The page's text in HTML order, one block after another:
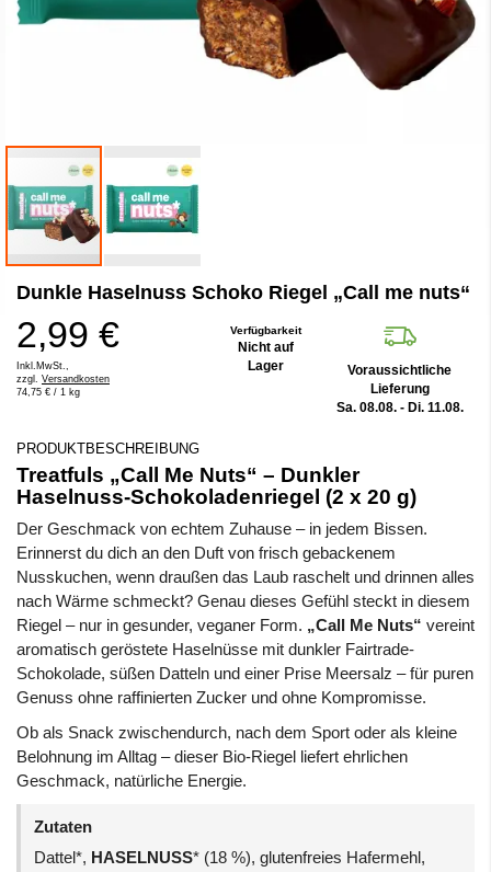
Anfang
Bildergalerie
springen
Dunkle Haselnuss Schoko Riegel „Call me nuts“
2,99 €
Inkl.MwSt.,
zzgl. Versandkosten
74,75 € / 1 kg
Verfügbarkeit
Nicht auf
Lager
Voraussichtliche
Lieferung
Sa. 08.08. - Di. 11.08.
PRODUKTBESCHREIBUNG
Treatfuls „Call Me Nuts“ – Dunkler
Haselnuss-Schokoladenriegel (2 x 20 g)
Der Geschmack von echtem Zuhause – in jedem Bissen.
Erinnerst du dich an den Duft von frisch gebackenem
Nusskuchen, wenn draußen das Laub raschelt und drinnen alles
nach Wärme schmeckt? Genau dieses Gefühl steckt in diesem
Riegel – nur in gesunder, veganer Form. „Call Me Nuts“ vereint
aromatisch geröstete Haselnüsse mit dunkler Fairtrade-
Schokolade, süßen Datteln und einer Prise Meersalz – für puren
Genuss ohne raffinierten Zucker und ohne Kompromisse.
Ob als Snack zwischendurch, nach dem Sport oder als kleine
Belohnung im Alltag – dieser Bio-Riegel liefert ehrlichen
Geschmack, natürliche Energie.
Zutaten
Dattel*, HASELNUSS* (18 %), glutenfreies Hafermehl,